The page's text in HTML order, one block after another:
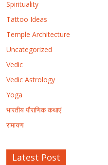
Spirituality
Tattoo Ideas
Temple Architecture
Uncategorized
Vedic
Vedic Astrology
Yoga
भारतीय पौराणिक कथाएं
रामायण
Latest Post